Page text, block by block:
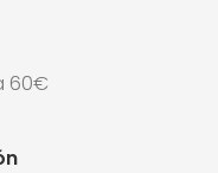
60€